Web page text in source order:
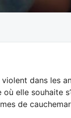
dans les
où elle souhaite
de